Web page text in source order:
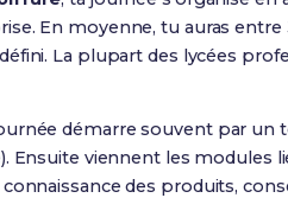
En moyenne, tu auras
La plupart des lycées
démarre souvent par un
Ensuite viennent les modules
des produits,